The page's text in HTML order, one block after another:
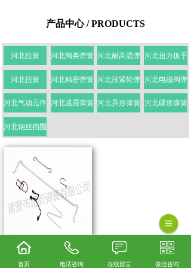
产品中心 / PRODUCTS
河北拉簧 河北阀类弹簧 河北耐高温弹 河北扭力扳手
河北扭簧 河北精密弹簧 河北涨紧轮弹 河北电磁阀弹
河北气动元件 河北减震弹簧 河北异形弹簧 河北碟形弹簧
河北钢丝挡圈
河北线簧
首页 电话咨询 在线留言 微信咨询